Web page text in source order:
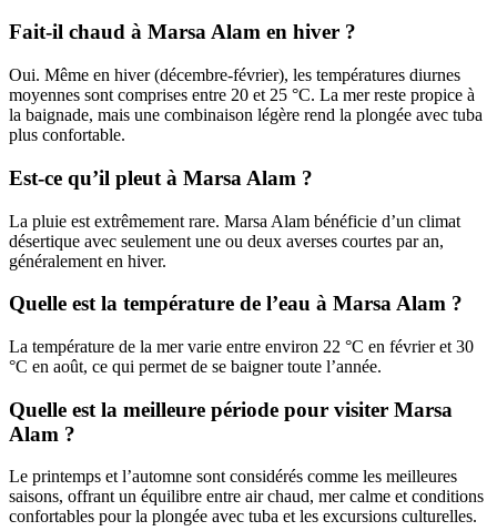
Fait-il chaud à Marsa Alam en hiver ?
Oui. Même en hiver (décembre-février), les températures diurnes
moyennes sont comprises entre 20 et 25 °C. La mer reste propice à
la baignade, mais une combinaison légère rend la plongée avec tuba
plus confortable.
Est-ce qu’il pleut à Marsa Alam ?
La pluie est extrêmement rare. Marsa Alam bénéficie d’un climat
désertique avec seulement une ou deux averses courtes par an,
généralement en hiver.
Quelle est la température de l’eau à Marsa Alam ?
La température de la mer varie entre environ 22 °C en février et 30
°C en août, ce qui permet de se baigner toute l’année.
Quelle est la meilleure période pour visiter Marsa
Alam ?
Le printemps et l’automne sont considérés comme les meilleures
saisons, offrant un équilibre entre air chaud, mer calme et conditions
confortables pour la plongée avec tuba et les excursions culturelles.